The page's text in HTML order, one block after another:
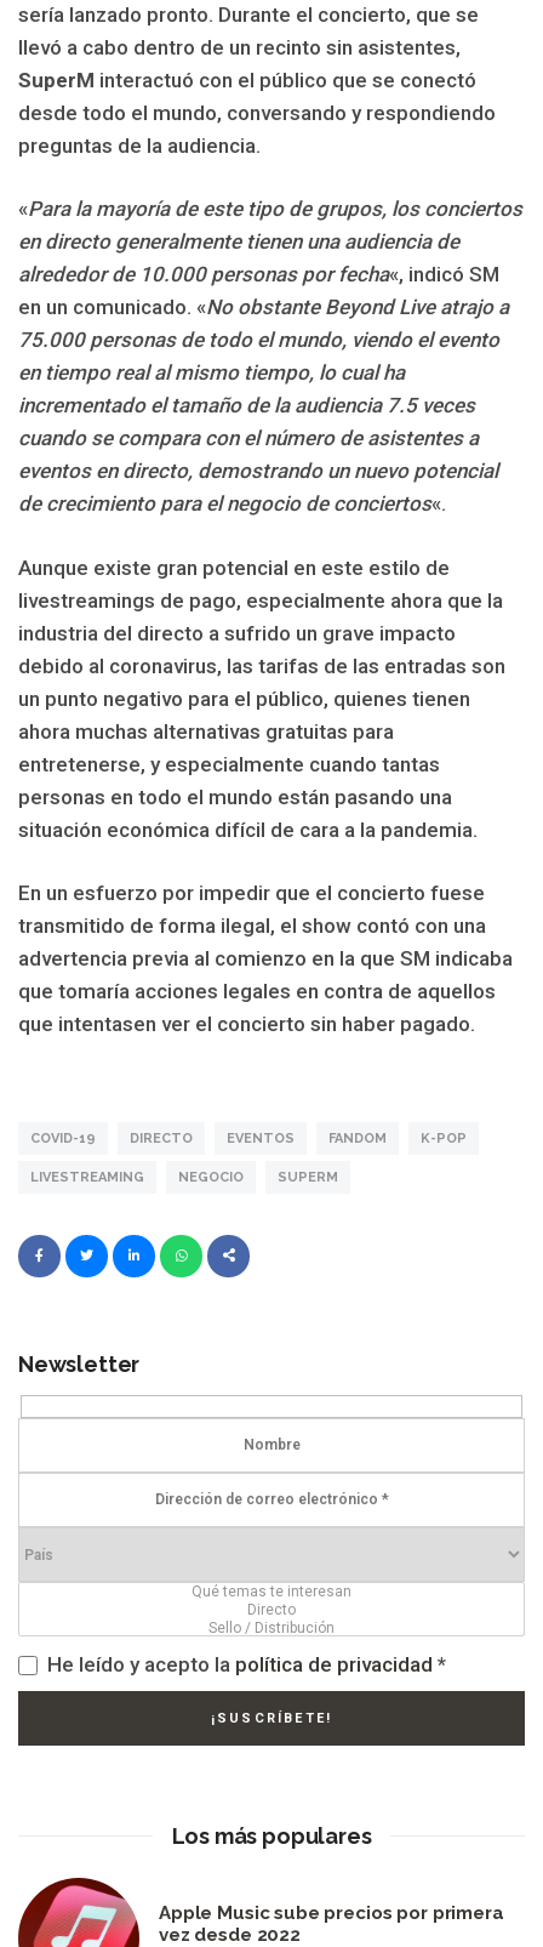
sería lanzado pronto. Durante el concierto, que se
llevó a cabo dentro de un recinto sin asistentes,
SuperM interactuó con el público que se conectó
desde todo el mundo, conversando y respondiendo
preguntas de la audiencia.
«Para la mayoría de este tipo de grupos, los conciertos
en directo generalmente tienen una audiencia de
alrededor de 10.000 personas por fecha«, indicó SM
en un comunicado. «No obstante Beyond Live atrajo a
75.000 personas de todo el mundo, viendo el evento
en tiempo real al mismo tiempo, lo cual ha
incrementado el tamaño de la audiencia 7.5 veces
cuando se compara con el número de asistentes a
eventos en directo, demostrando un nuevo potencial
de crecimiento para el negocio de conciertos«.
Aunque existe gran potencial en este estilo de
livestreamings de pago, especialmente ahora que la
industria del directo a sufrido un grave impacto
debido al coronavirus, las tarifas de las entradas son
un punto negativo para el público, quienes tienen
ahora muchas alternativas gratuitas para
entretenerse, y especialmente cuando tantas
personas en todo el mundo están pasando una
situación económica difícil de cara a la pandemia.
En un esfuerzo por impedir que el concierto fuese
transmitido de forma ilegal, el show contó con una
advertencia previa al comienzo en la que SM indicaba
que tomaría acciones legales en contra de aquellos
que intentasen ver el concierto sin haber pagado.
COVID-19 DIRECTO EVENTOS FANDOM K-POP
LIVESTREAMING NEGOCIO SUPERM
Newsletter
He leído y acepto la política de privacidad *
Los más populares
Apple Music sube precios por primera
vez desde 2022